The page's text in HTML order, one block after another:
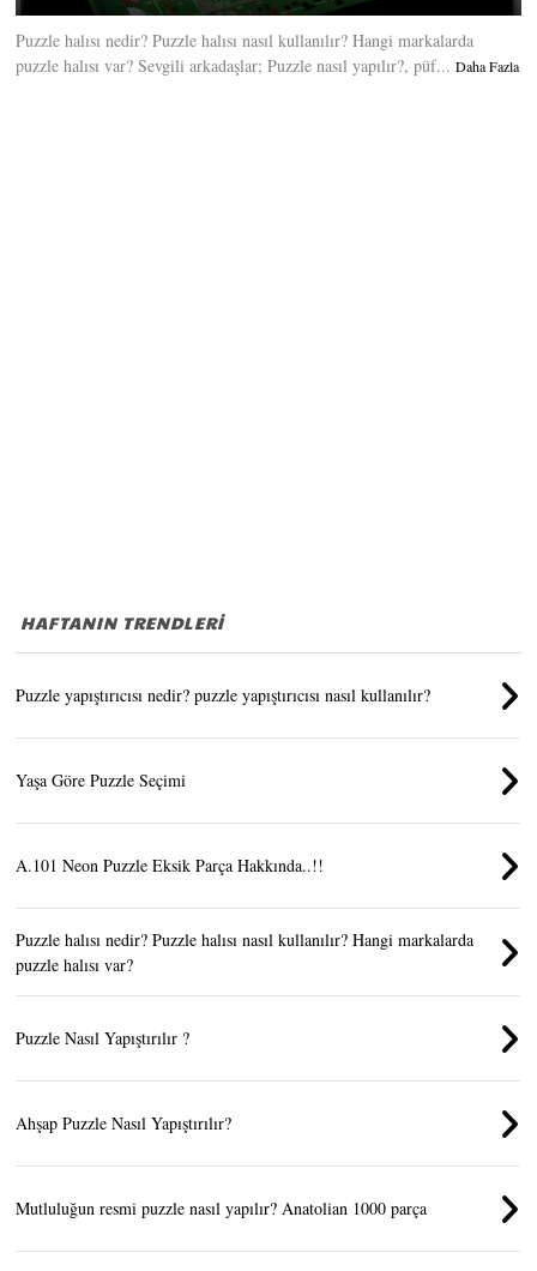
Puzzle halısı nedir? Puzzle halısı nasıl kullanılır? Hangi markalarda
puzzle halısı var? Sevgili arkadaşlar; Puzzle nasıl yapılır?, püf... Daha Fazla
HAFTANIN TRENDLERİ
Puzzle yapıştırıcısı nedir? puzzle yapıştırıcısı nasıl kullanılır?
Yaşa Göre Puzzle Seçimi
A.101 Neon Puzzle Eksik Parça Hakkında..!!
Puzzle halısı nedir? Puzzle halısı nasıl kullanılır? Hangi markalarda
puzzle halısı var?
Puzzle Nasıl Yapıştırılır ?
Ahşap Puzzle Nasıl Yapıştırılır?
Mutluluğun resmi puzzle nasıl yapılır? Anatolian 1000 parça